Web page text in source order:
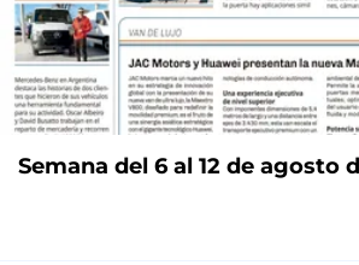
Semana del 6 al 12 de agosto